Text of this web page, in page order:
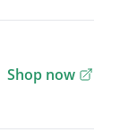
Shop now